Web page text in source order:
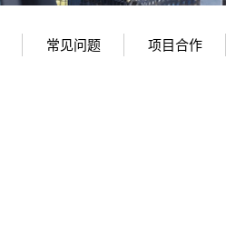
常见问题 项目合作